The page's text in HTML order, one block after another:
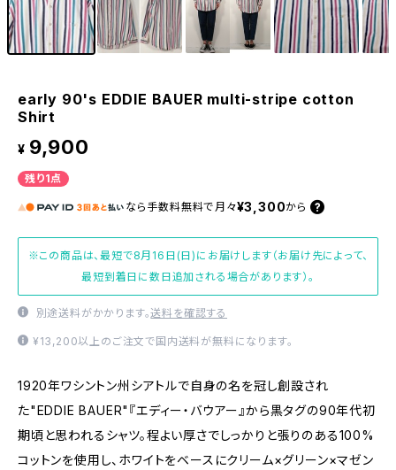
early 90's EDDIE BAUER multi-stripe cotton
Shirt
¥ 9,900
残り1点
なら 手数料無料で 月々¥3,300から
※この商品は、最短で8月16日(日)にお届けします（お届け先によって、
最短到着日に数日追加される場合があります）。
別途送料がかかります。送料を確認する
¥13,200以上のご注文で国内送料が無料になります。
1920年ワシントン州シアトルで自身の名を冠し創設され
た"EDDIE BAUER"『エディー・バウアー』から黒タグの90年代初
期頃と思われるシャツ。程よい厚さでしっかりと張りのある100%
コットンを使用し、ホワイトをベースにクリーム×グリーン×マゼン